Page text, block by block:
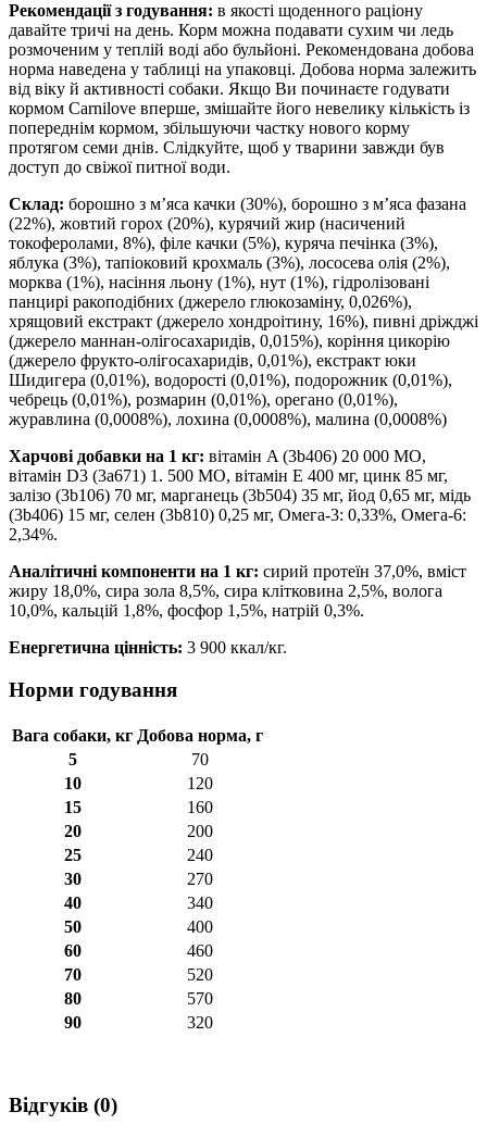
Рекомендації з годування: в якості щоденного раціону
давайте тричі на день. Корм можна подавати сухим чи ледь
розмоченим у теплій воді або бульйоні. Рекомендована добова
норма наведена у таблиці на упаковці. Добова норма залежить
від віку й активності собаки. Якщо Ви починаєте годувати
кормом Carnilove вперше, змішайте його невелику кількість із
попереднім кормом, збільшуючи частку нового корму
протягом семи днів. Слідкуйте, щоб у тварини завжди був
доступ до свіжої питної води.
Склад: борошно з м’яса качки (30%), борошно з м’яса фазана
(22%), жовтий горох (20%), курячий жир (насичений
токоферолами, 8%), філе качки (5%), куряча печінка (3%),
яблука (3%), тапіоковий крохмаль (3%), лососева олія (2%),
морква (1%), насіння льону (1%), нут (1%), гідролізовані
панцирі ракоподібних (джерело глюкозаміну, 0,026%),
хрящовий екстракт (джерело хондроітину, 16%), пивні дріжджі
(джерело маннан-олігосахаридів, 0,015%), коріння цикорію
(джерело фрукто-олігосахаридів, 0,01%), екстракт юки
Шидигера (0,01%), водорості (0,01%), подорожник (0,01%),
чебрець (0,01%), розмарин (0,01%), орегано (0,01%),
журавлина (0,0008%), лохина (0,0008%), малина (0,0008%)
Харчові добавки на 1 кг: вітамін A (3b406) 20 000 МО,
вітамін D3 (3a671) 1. 500 МО, вітамін E 400 мг, цинк 85 мг,
залізо (3b106) 70 мг, марганець (3b504) 35 мг, йод 0,65 мг, мідь
(3b406) 15 мг, селен (3b810) 0,25 мг, Омега-3: 0,33%, Омега-6:
2,34%.
Аналітичні компоненти на 1 кг: сирий протеїн 37,0%, вміст
жиру 18,0%, сира зола 8,5%, сира клітковина 2,5%, волога
10,0%, кальцій 1,8%, фосфор 1,5%, натрій 0,3%.
Енергетична цінність: 3 900 ккал/кг.
Норми годування
Вага собаки, кг Добова норма, г
5
70
10
120
15
160
20
200
25
240
30
270
40
340
50
400
60
460
70
520
80
570
90
320
Відгуків (0)